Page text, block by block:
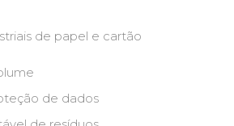
de dados